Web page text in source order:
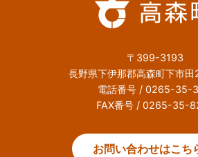
〒399-3193
長野県下伊那郡高森町下市田
電話番号 / 0265-35-
FAX番号 / 0265-35-
お問い合わせはこち